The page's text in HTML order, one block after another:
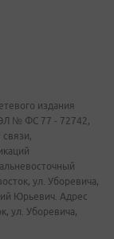
издания
ЭЛ № ФС 77 - 72742,
ул. Уборевича,
Юрьевич. Адрес
ул. Уборевича,